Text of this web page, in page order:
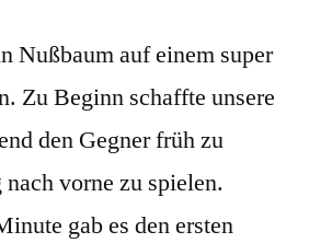
Nußbaum auf einem super
Zu Beginn schaffte unsere
den Gegner früh zu
vorne zu spielen.
gab es den ersten